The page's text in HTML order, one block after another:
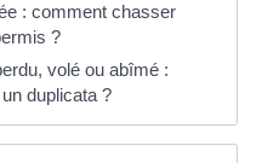
: comment chasser
?
volé ou abîmé :
duplicata ?